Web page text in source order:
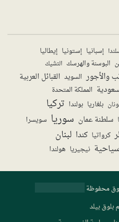
إسبانيا إستونيا إيطاليا
البوسنة والهرسك التشيك
والأجور السويد القبائل العربية
المملكة المتحدة
بلغاريا بولندا تركيا
سلطنة عمان سوريا سويسرا
كرواتيا كندا لبنان
نيجيريا هولندا
محفوظة
بلوق بيلد